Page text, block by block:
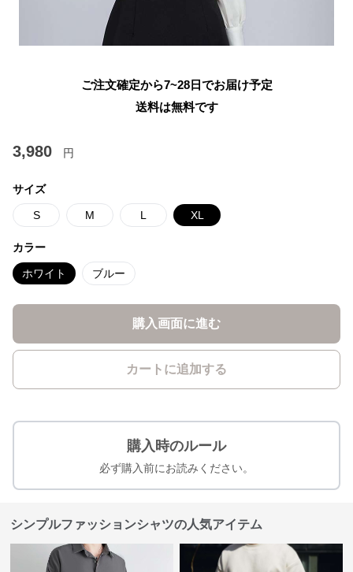
ご注文確定から7~28日でお届け予定
送料は無料です
3,980 円
サイズ
S M L XL
カラー
ホワイト ブルー
購入画面に進む
カートに追加する
購入時のルール
必ず購入前にお読みください。
シンプルファッションシャツの人気アイテム